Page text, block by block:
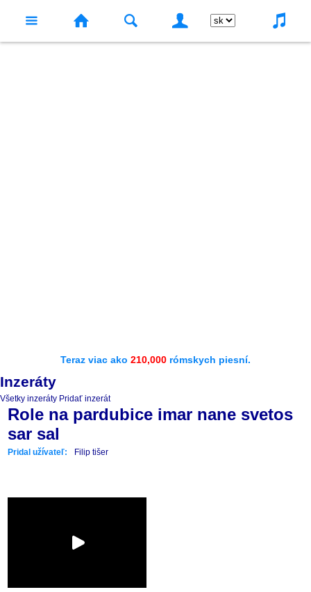
Teraz viac ako 210,000 rómskych piesní.
Inzeráty
Všetky inzeráty Pridať inzerát
Role na pardubice imar nane svetos
sar sal
Pridal užívateľ: Filip tišer